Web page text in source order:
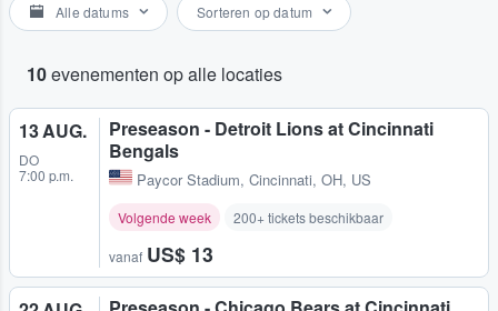
Alle datums Sorteren op datum
10evenementen op alle locaties
13 AUG.
DO
7:00 p.m.
Preseason - Detroit Lions at Cincinnati
Bengals
Paycor Stadium, Cincinnati, OH, US
Volgende week 200+ tickets beschikbaar
vanaf US$ 13